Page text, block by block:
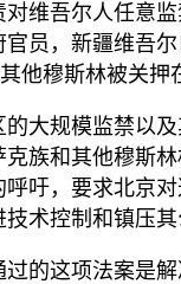
维吾尔人任意
员，新疆维吾
他穆斯林被关押
大规模监禁以
族和其他穆斯林
吁，要求北京
术控制和镇压其
的这项法案是